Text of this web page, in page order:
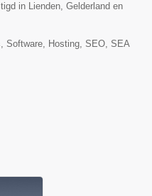
in Lienden, Gelderland en
Software, Hosting, SEO, SEA